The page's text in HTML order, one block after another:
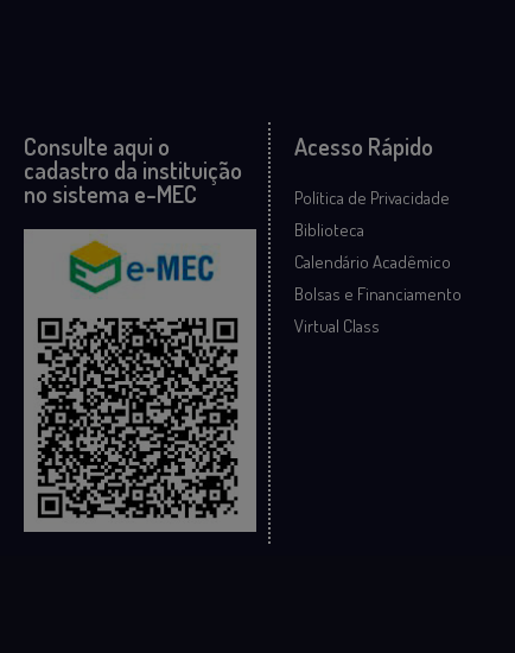
Consulte aqui o
cadastro da instituição
no sistema e-MEC
Acesso Rápido
Política de Privacidade
Biblioteca
Calendário Acadêmico
Bolsas e Financiamento
Virtual Class